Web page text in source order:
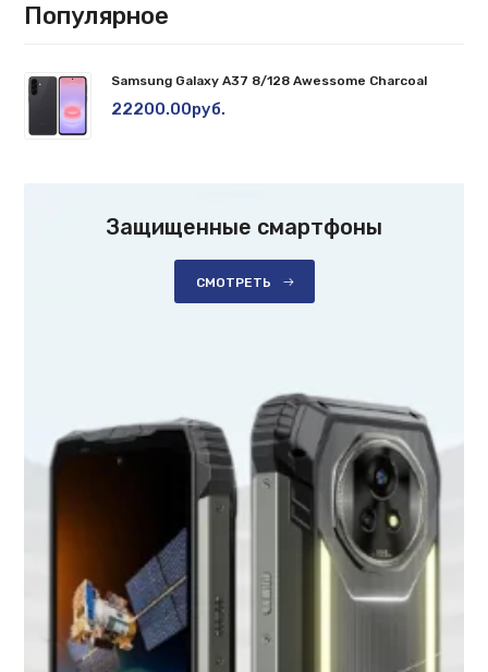
Популярное
Samsung Galaxy A37 8/128 Awessome Charcoal
22200.00руб.
Защищенные смартфоны
СМОТРЕТЬ